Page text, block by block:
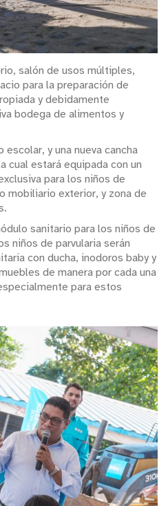
salón de usos múltiples,
para la preparación de
y debidamente
bodega de alimentos y
y una nueva cancha
cual estará equipada con un
para los niños de
mobiliario exterior, y zona de
sanitario para los niños de
niños de parvularia serán
con ducha, inodoros baby y
de manera por cada una
para estos